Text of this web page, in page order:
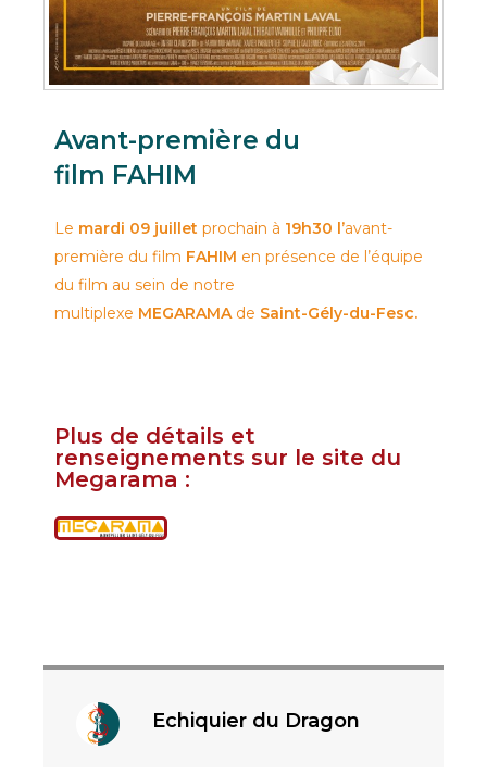
Avant-première du
film FAHIM
Le mardi 09 juillet prochain à 19h30 l’avant-
première du film FAHIM en présence de l’équipe
du film au sein de notre
multiplexe MEGARAMAde Saint-Gély-du-Fesc.
Plus de détails et
renseignements sur le site du
Megarama :
Echiquier du Dragon